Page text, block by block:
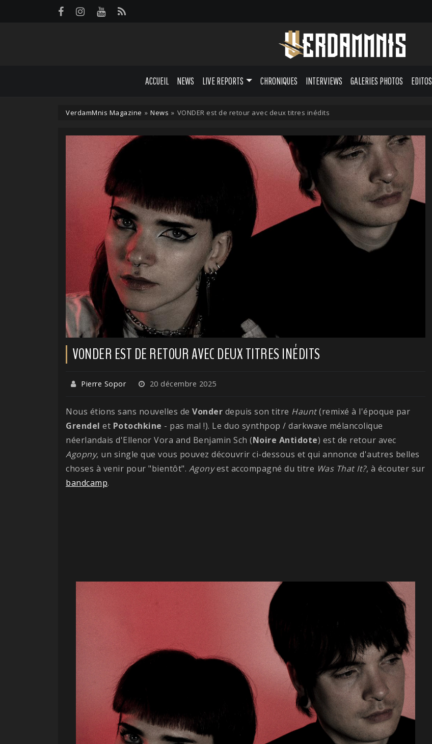
ACCUEIL NEWS LIVE REPORTS CHRONIQUES INTERVIEWS GALERIES PHOTOS EDITOS
VerdamMnis Magazine » News » VONDER est de retour avec deux titres inédits
VONDER EST DE RETOUR AVEC DEUX TITRES INÉDITS
Pierre Sopor 20 décembre 2025
Nous étions sans nouvelles de Vonder depuis son titre Haunt(remixé à l'époque par
Grendel et Potochkine - pas mal !). Le duo synthpop / darkwave mélancolique
néerlandais d'Ellenor Vora and Benjamin Sch (Noire Antidote) est de retour avec
Agopny, un single que vous pouvez découvrir ci-dessous et qui annonce d'autres belles
choses à venir pour "bientôt". Agonyest accompagné du titre Was That It?, à écouter sur
bandcamp.
Panneau de gestion des cookies